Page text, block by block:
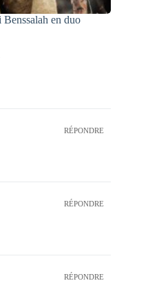
en duo
RÉPONDRE
RÉPONDRE
RÉPONDRE